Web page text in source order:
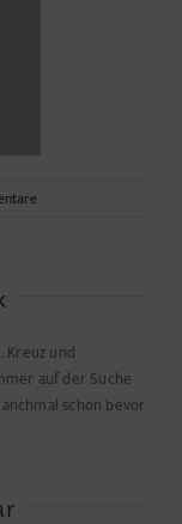
Kreuz und
auf der Suche
schon bevor